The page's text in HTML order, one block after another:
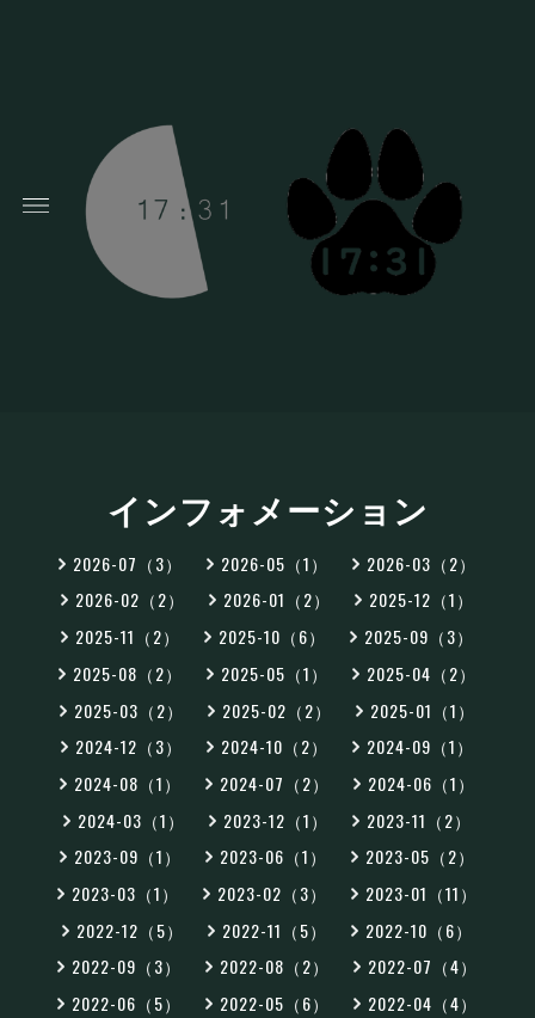
インフォメーション
2026-07（3） 2026-05（1）
2026-03（2）
2026-02（2）
2026-01（2）
2025-12（1）
2025-11（2）
2025-10（6）
2025-09（3）
2025-08（2）
2025-05（1）
2025-04（2）
2025-03（2）
2025-02（2）
2025-01（1）
2024-12（3）
2024-10（2）
2024-09（1）
2024-08（1）
2024-07（2）
2024-06（1）
2024-03（1）
2023-12（1）
2023-11（2）
2023-09（1）
2023-06（1）
2023-05（2）
2023-03（1）
2023-02（3）
2023-01（11）
2022-12（5）
2022-11（5）
2022-10（6）
2022-09（3）
2022-08（2）
2022-07（4）
2022-06（5）
2022-05（6）
2022-04（4）